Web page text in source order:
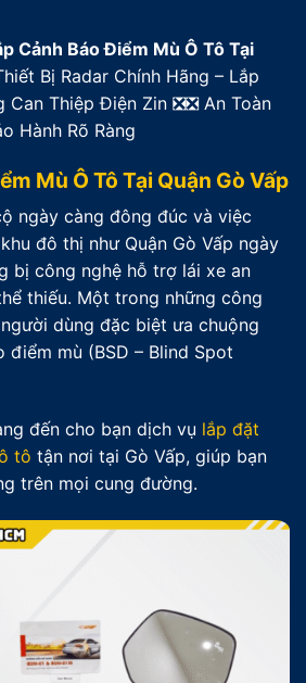
Cảnh Báo Điểm Mù Ô Tô Tại
Thiết Bị Radar Chính Hãng – Lắp
Thiệp Điện Zin ❎❎ An Toàn
Hành Rõ Ràng
Mù Ô Tô Tại Quận Gò Vấp
ngày càng đông đúc và việc
đô thị như Quận Gò Vấp ngày
bị công nghệ hỗ trợ lái xe an
thiếu. Một trong những công
dùng đặc biệt ưa chuộng
điểm mù (BSD – Blind Spot
đến cho bạn dịch vụ lắp đặt
tô tận nơi tại Gò Vấp, giúp bạn
trên mọi cung đường.